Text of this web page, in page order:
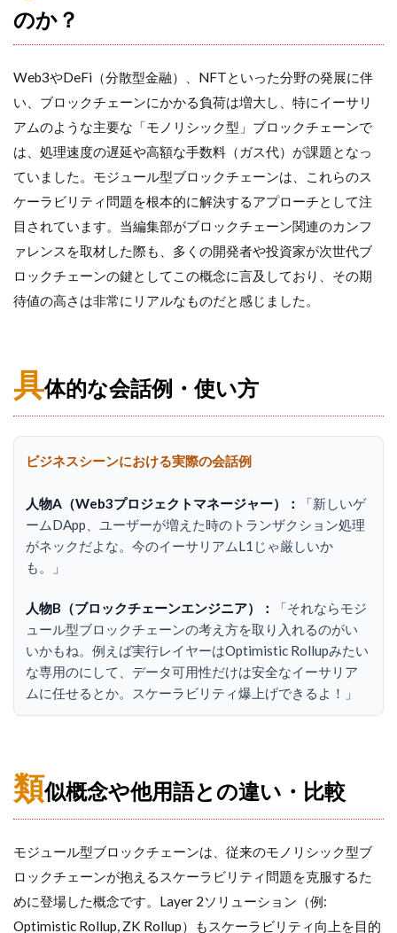
のか？
Web3やDeFi（分散型金融）、NFTといった分野の発展に伴
い、ブロックチェーンにかかる負荷は増大し、特にイーサリ
アムのような主要な「モノリシック型」ブロックチェーンで
は、処理速度の遅延や高額な手数料（ガス代）が課題となっ
ていました。モジュール型ブロックチェーンは、これらのス
ケーラビリティ問題を根本的に解決するアプローチとして注
目されています。当編集部がブロックチェーン関連のカンフ
ァレンスを取材した際も、多くの開発者や投資家が次世代ブ
ロックチェーンの鍵としてこの概念に言及しており、その期
待値の高さは非常にリアルなものだと感じました。
具体的な会話例・使い方
ビジネスシーンにおける実際の会話例
人物A（Web3プロジェクトマネージャー）：
「新しいゲ
ームDApp、ユーザーが増えた時のトランザクション処理
がネックだよな。今のイーサリアムL1じゃ厳しいか
も。」
人物B（ブロックチェーンエンジニア）：
「それならモジ
ュール型ブロックチェーンの考え方を取り入れるのがい
いかもね。例えば実行レイヤーはOptimistic Rollupみたい
な専用のにして、データ可用性だけは安全なイーサリア
ムに任せるとか。スケーラビリティ爆上げできるよ！」
類似概念や他用語との違い・比較
モジュール型ブロックチェーンは、従来のモノリシック型ブ
ロックチェーンが抱えるスケーラビリティ問題を克服するた
めに登場した概念です。Layer 2ソリューション（例:
Optimistic Rollup, ZK Rollup）もスケーラビリティ向上を目的